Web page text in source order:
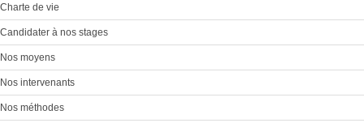
Charte de vie
Candidater à nos stages
Nos moyens
Nos intervenants
Nos méthodes